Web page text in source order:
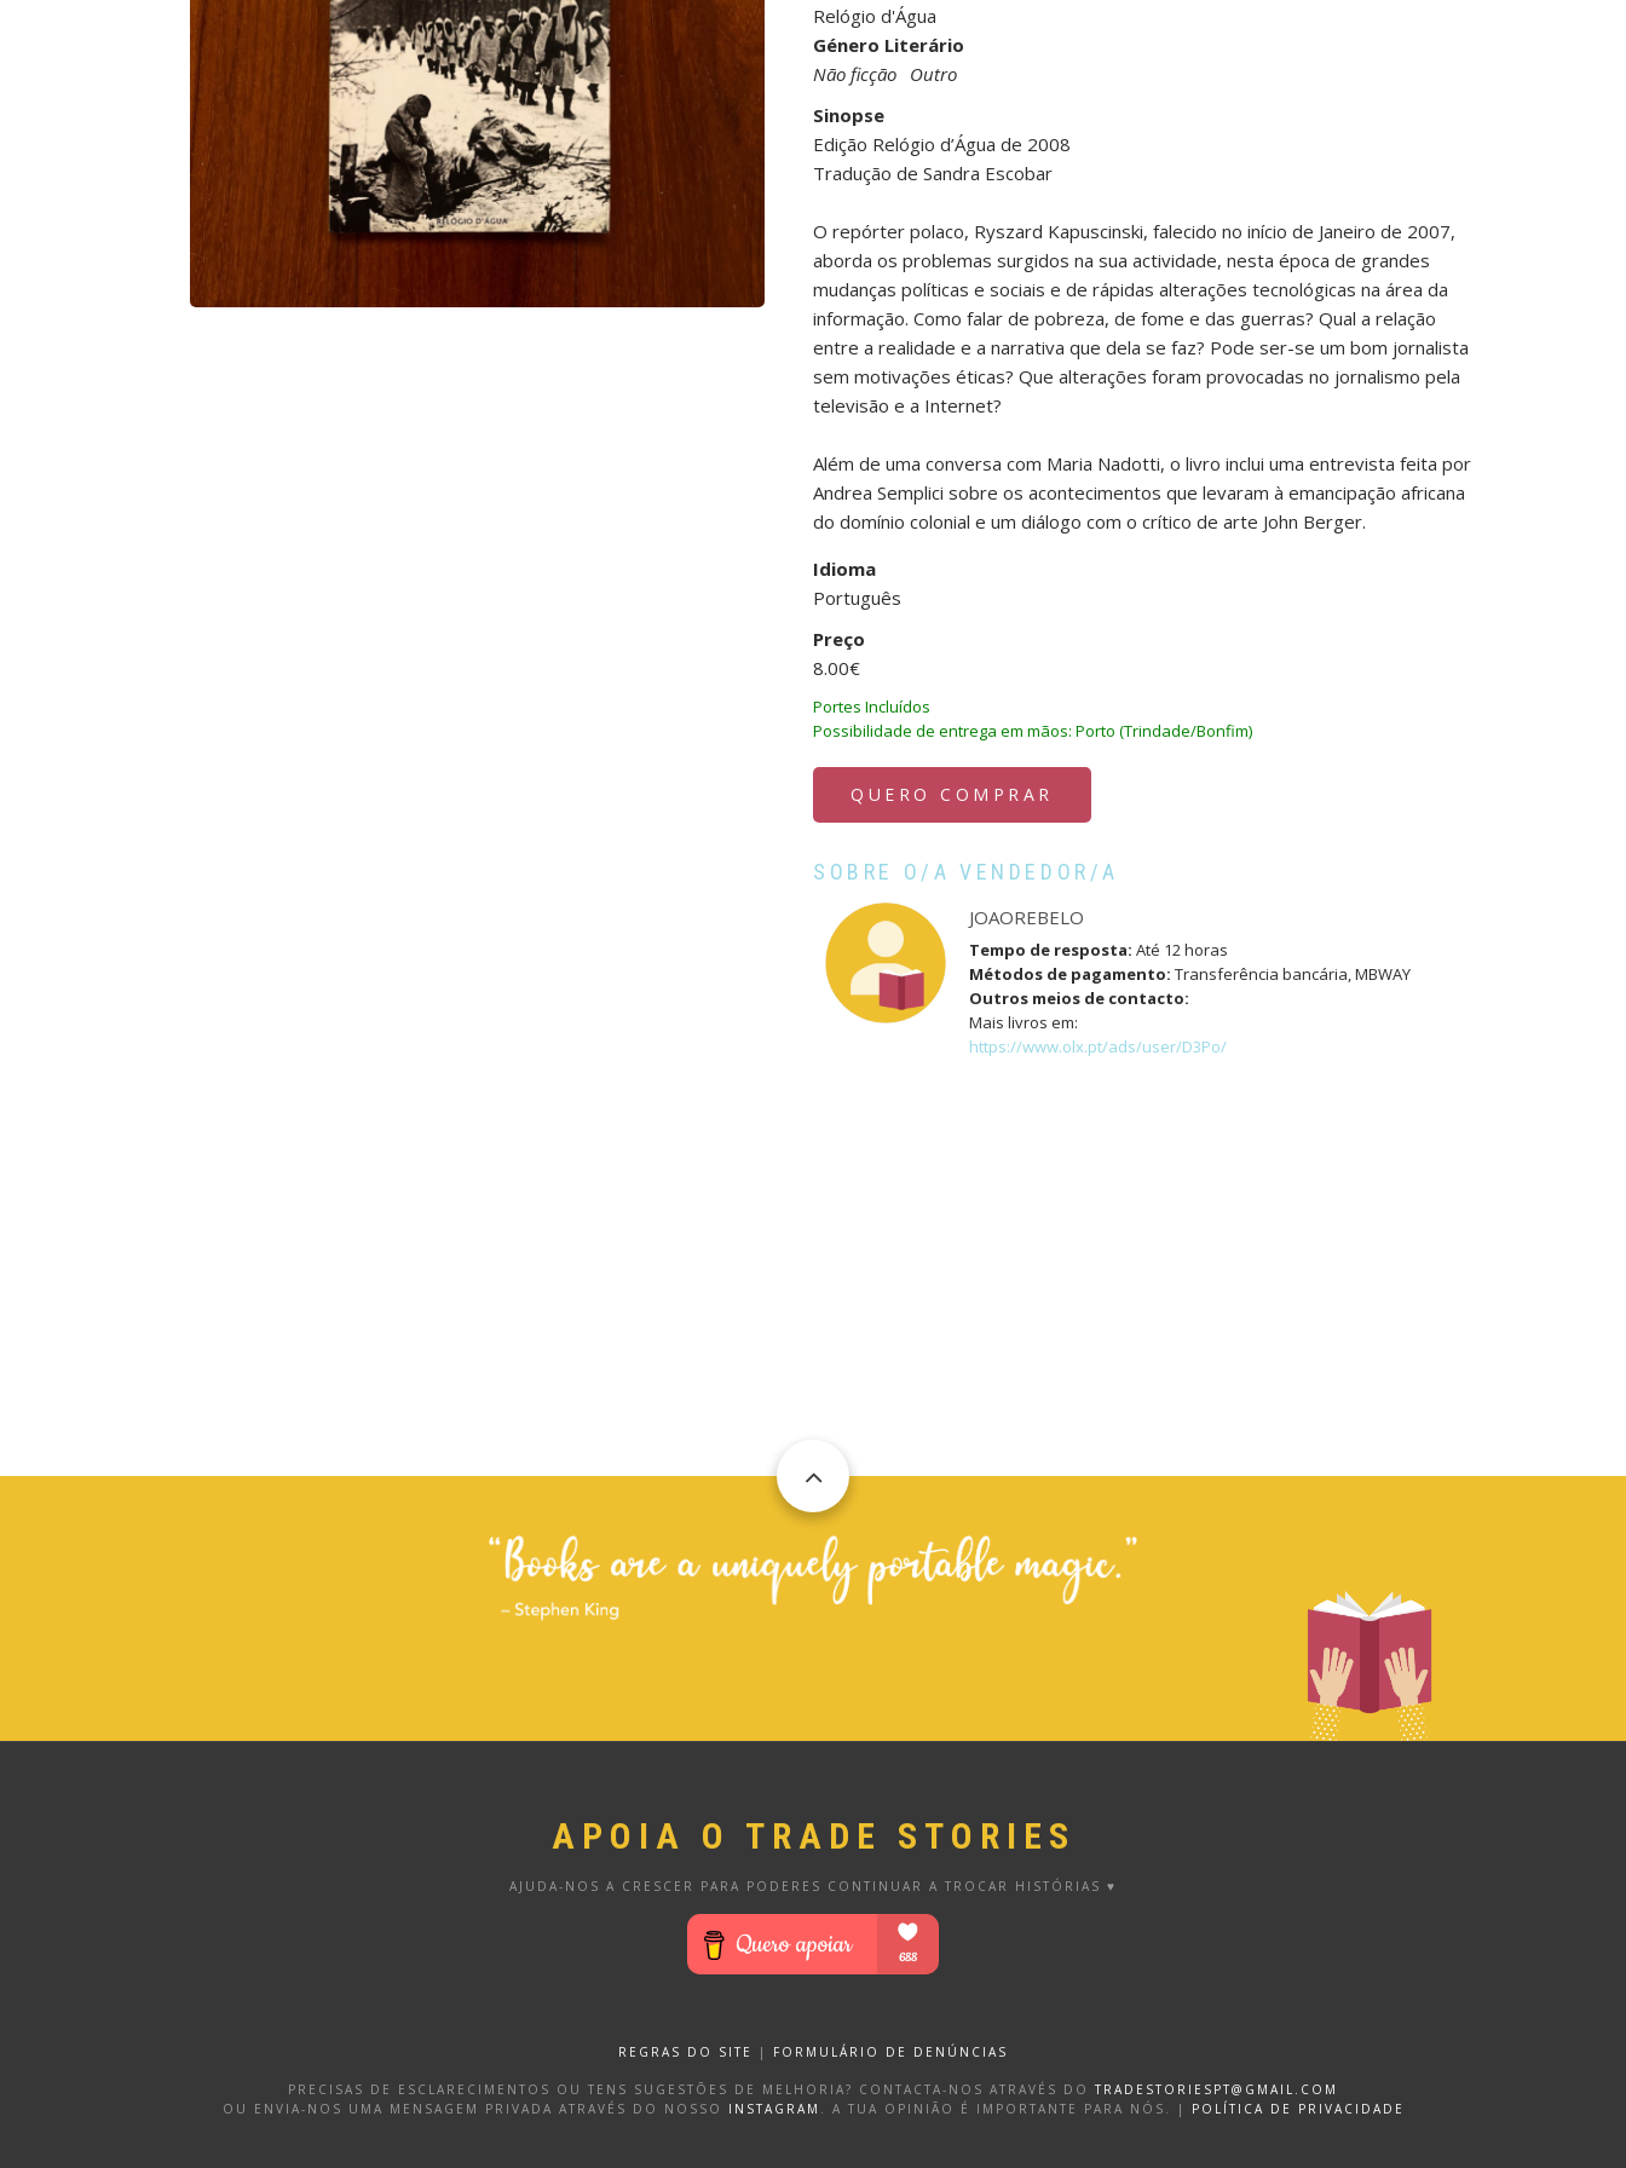
Relógio d'Água
Género Literário
Não ficção Outro
Sinopse
Edição Relógio d’Água de 2008
Tradução de Sandra Escobar
O repórter polaco, Ryszard Kapuscinski, falecido no início de Janeiro de 2007,
aborda os problemas surgidos na sua actividade, nesta época de grandes
mudanças políticas e sociais e de rápidas alterações tecnológicas na área da
informação. Como falar de pobreza, de fome e das guerras? Qual a relação
entre a realidade e a narrativa que dela se faz? Pode ser-se um bom jornalista
sem motivações éticas? Que alterações foram provocadas no jornalismo pela
televisão e a Internet?
Além de uma conversa com Maria Nadotti, o livro inclui uma entrevista feita por
Andrea Semplici sobre os acontecimentos que levaram à emancipação africana
do domínio colonial e um diálogo com o crítico de arte John Berger.
Idioma
Português
Preço
8.00€
Portes Incluídos
Possibilidade de entrega em mãos: Porto (Trindade/Bonfim)
QUERO COMPRAR
SOBRE O/A VENDEDOR/A
JOAOREBELO
Tempo de resposta: Até 12 horas
Métodos de pagamento: Transferência bancária, MBWAY
Outros meios de contacto:
Mais livros em:
https://www.olx.pt/ads/user/D3Po/
APOIA O TRADE STORIES
AJUDA-NOS A CRESCER PARA PODERES CONTINUAR A TROCAR HISTÓRIAS ♥
REGRAS DO SITE | FORMULÁRIO DE DENÚNCIAS
PRECISAS DE ESCLARECIMENTOS OU TENS SUGESTÕES DE MELHORIA? CONTACTA-NOS ATRAVÉS DO TRADESTORIESPT@GMAIL.COM
OU ENVIA-NOS UMA MENSAGEM PRIVADA ATRAVÉS DO NOSSO
INSTAGRAM . A TUA OPINIÃO É IMPORTANTE PARA NÓS. | POLÍTICA DE PRIVACIDADE